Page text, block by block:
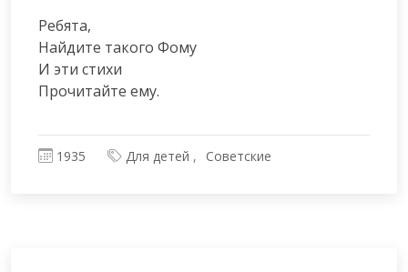
Ребята,
Найдите такого Фому
И эти стихи
Прочитайте ему.
1935 Для детей Советские